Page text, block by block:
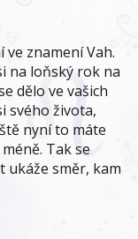
znamení Vah.
na loňský rok na
dělo ve vašich
svého života,
nyní to máte
Tak se
ukáže směr, kam